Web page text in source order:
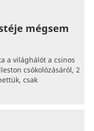
mégsem
a világhálót a csinos
csókolózásáról, 2
csak